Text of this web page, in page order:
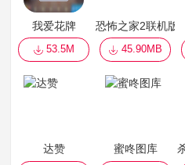
我爱花牌
53.5M
恐怖之家2联机版
45.90MB
达赞 蜜咚图库